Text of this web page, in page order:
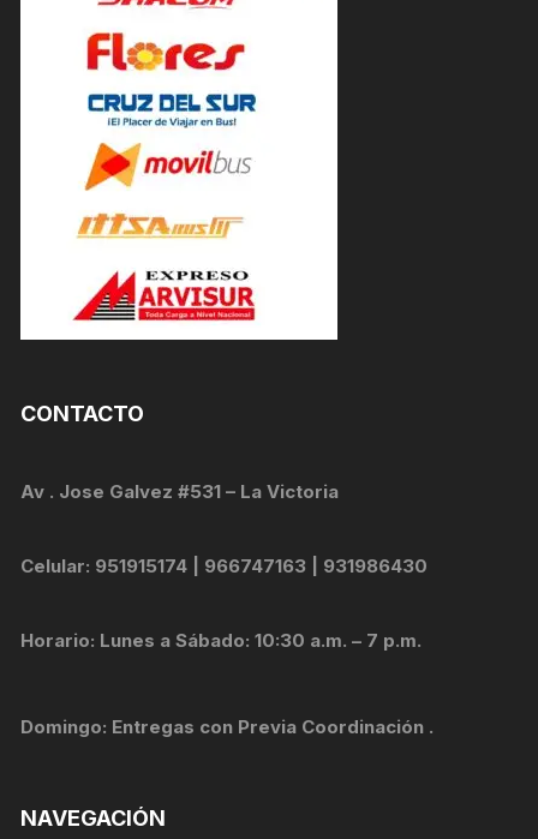
CONTACTO
Av . Jose Galvez #531 – La Victoria
Celular: 951915174 | 966747163 | 931986430
Horario: Lunes a Sábado: 10:30 a.m. – 7 p.m.
Domingo: Entregas con Previa Coordinación .
NAVEGACIÓN